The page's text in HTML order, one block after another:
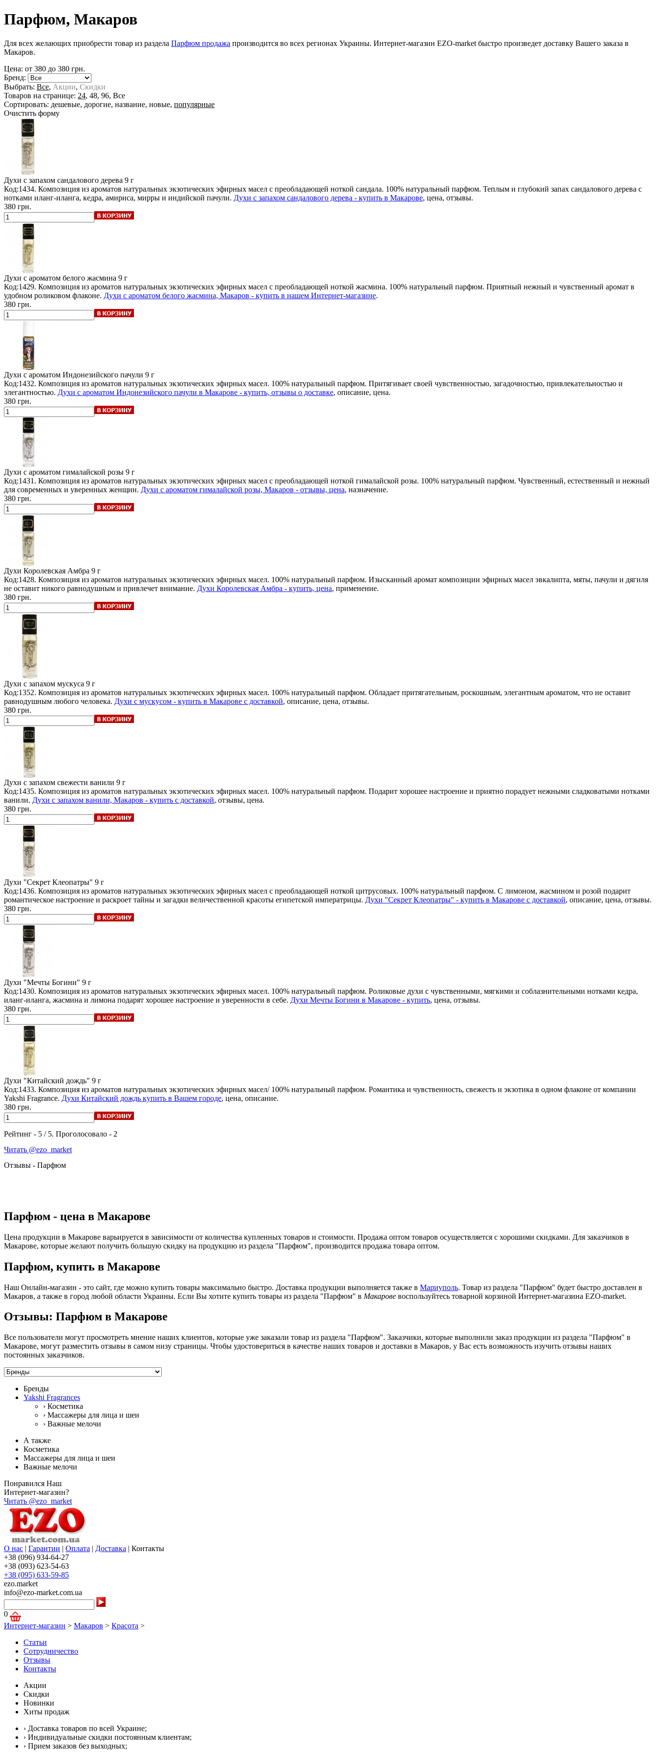
Парфюм, Макаров
Для всех желающих приобрести товар из раздела Парфюм продажа производится во всех регионах Украины. Интернет-магазин EZO-market быстро произведет доставку Вашего заказа в
Макаров.
Цена: от 380 до 380 грн.
Бренд:
Выбрать: Все, Акции, Скидки
Товаров на странице: 24, 48, 96, Все
Сортировать: дешевые, дорогие, название, новые, популярные
Очистить форму
Духи с запахом сандалового дерева 9 г
Код:1434. Композиция из ароматов натуральных экзотических эфирных масел с преобладающей ноткой сандала. 100% натуральный парфюм. Теплым и глубокий запах сандалового дерева с
нотками иланг-иланга, кедра, амириса, мирры и индийской пачули. Духи с запахом сандалового дерева - купить в Макарове, цена, отзывы.
380 грн.
Духи с ароматом белого жасмина 9 г
Код:1429. Композиция из ароматов натуральных экзотических эфирных масел с преобладающей ноткой жасмина. 100% натуральный парфюм. Приятный нежный и чувственный аромат в
удобном роликовом флаконе. Духи с ароматом белого жасмина, Макаров - купить в нашем Интернет-магазине.
380 грн.
Духи с ароматом Индонезийского пачули 9 г
Код:1432. Композиция из ароматов натуральных экзотических эфирных масел. 100% натуральный парфюм. Притягивает своей чувственностью, загадочностью, привлекательностью и
элегантностью. Духи с ароматом Индонезийского пачули в Макарове - купить, отзывы о доставке, описание, цена.
380 грн.
Духи с ароматом гималайской розы 9 г
Код:1431. Композиция из ароматов натуральных экзотических эфирных масел с преобладающей ноткой гималайской розы. 100% натуральный парфюм. Чувственный, естественный и нежный
для современных и уверенных женщин. Духи с ароматом гималайской розы, Макаров - отзывы, цена, назначение.
380 грн.
Духи Королевская Амбра 9 г
Код:1428. Композиция из ароматов натуральных экзотических эфирных масел. 100% натуральный парфюм. Изысканный аромат композиции эфирных масел эвкалипта, мяты, пачули и дягиля
не оставит никого равнодушным и привлечет внимание. Духи Королевская Амбра - купить, цена, применение.
380 грн.
Духи с запахом мускуса 9 г
Код:1352. Композиция из ароматов натуральных экзотических эфирных масел. 100% натуральный парфюм. Обладает притягательным, роскошным, элегантным ароматом, что не оставит
равнодушным любого человека. Духи с мускусом - купить в Макарове с доставкой, описание, цена, отзывы.
380 грн.
Духи с запахом свежести ванили 9 г
Код:1435. Композиция из ароматов натуральных экзотических эфирных масел. 100% натуральный парфюм. Подарит хорошее настроение и приятно порадует нежными сладковатыми нотками
ванили. Духи с запахом ванили, Макаров - купить с доставкой, отзывы, цена.
380 грн.
Духи "Секрет Клеопатры" 9 г
Код:1436. Композиция из ароматов натуральных экзотических эфирных масел с преобладающей ноткой цитрусовых. 100% натуральный парфюм. С лимоном, жасмином и розой подарит
романтическое настроение и раскроет тайны и загадки величественной красоты египетской императрицы. Духи "Секрет Клеопатры" - купить в Макарове с доставкой, описание, цена, отзывы.
380 грн.
Духи "Мечты Богини" 9 г
Код:1430. Композиция из ароматов натуральных экзотических эфирных масел. 100% натуральный парфюм. Роликовые духи с чувственными, мягкими и соблазнительными нотками кедра,
иланг-иланга, жасмина и лимона подарят хорошее настроение и уверенности в себе. Духи Мечты Богини в Макарове - купить, цена, отзывы.
380 грн.
Духи "Китайский дождь" 9 г
Код:1433. Композиция из ароматов натуральных экзотических эфирных масел/ 100% натуральный парфюм. Романтика и чувственность, свежесть и экзотика в одном флаконе от компании
Yakshi Fragrance. Духи Китайский дождь купить в Вашем городе, цена, описание.
380 грн.
Рейтинг - 5 / 5. Проголосовало - 2
Читать @ezo_market
Отзывы - Парфюм
Парфюм - цена в Макарове
Цена продукции в Макарове варьируется в зависимости от количества купленных товаров и стоимости. Продажа оптом товаров осуществляется с хорошими скидками. Для заказчиков в
Макарове, которые желают получить большую скидку на продукцию из раздела "Парфюм", производится продажа товара оптом.
Парфюм, купить в Макарове
Наш Онлайн-магазин - это сайт, где можно купить товары максимально быстро. Доставка продукции выполняется также в Мариуполь. Товар из раздела "Парфюм" будет быстро доставлен в
Макаров, а также в город любой области Украины. Если Вы хотите купить товары из раздела "Парфюм" в Макарове воспользуйтесь товарной корзиной Интернет-магазина EZO-market.
Отзывы: Парфюм в Макарове
Все пользователи могут просмотреть мнение наших клиентов, которые уже заказали товар из раздела "Парфюм". Заказчики, которые выполнили заказ продукции из раздела "Парфюм" в
Макарове, могут разместить отзывы в самом низу страницы. Чтобы удостовериться в качестве наших товаров и доставки в Макаров, у Вас есть возможность изучить отзывы наших
постоянных заказчиков.
Бренды
Yakshi Fragrances
› Косметика
› Массажеры для лица и шеи
› Важные мелочи
А также
Косметика
Массажеры для лица и шеи
Важные мелочи
Понравился Наш
Интернет-магазин?
Читать @ezo_market
О нас | Гарантии | Оплата | Доставка | Контакты
+38 (096) 934-64-27
+38 (093) 623-54-63
+38 (095) 633-59-85
ezo.market
info@ezo-market.com.ua
0
Интернет-магазин > Макаров > Красота >
Статьи
Сотрудничество
Отзывы
Контакты
Акции
Скидки
Новинки
Хиты продаж
› Доставка товаров по всей Украине;
› Индивидуальные скидки постоянным клиентам;
› Прием заказов без выходных;